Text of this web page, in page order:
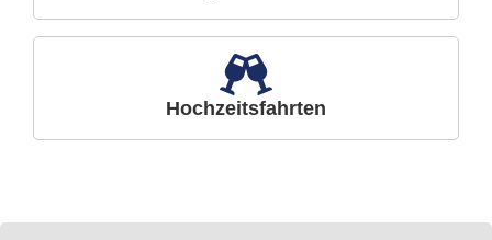
Hochzeitsfahrten